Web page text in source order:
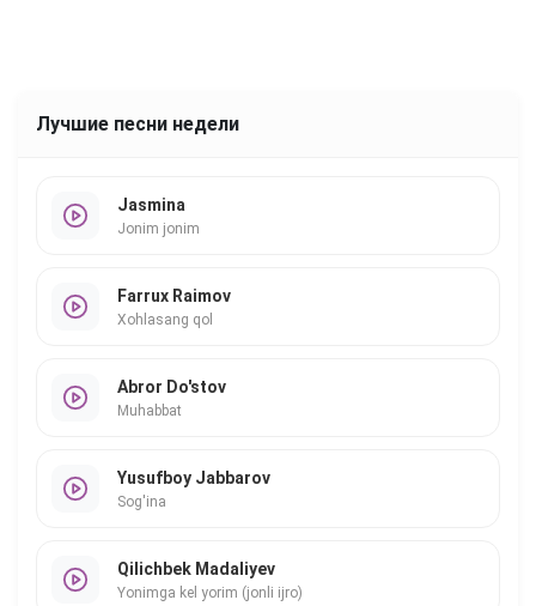
Лучшие песни недели
Jasmina
Jonim jonim
Farrux Raimov
Xohlasang qol
Abror Do'stov
Muhabbat
Yusufboy Jabbarov
Sog'ina
Qilichbek Madaliyev
Yonimga kel yorim (jonli ijro)